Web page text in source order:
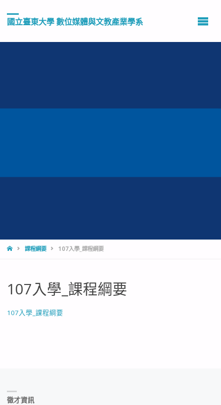
國立臺東大學 數位媒體與文教產業學系
HOME課程綱要 107入學_課程綱要
107入學_課程綱要
107入學_課程綱要
徵才資訊